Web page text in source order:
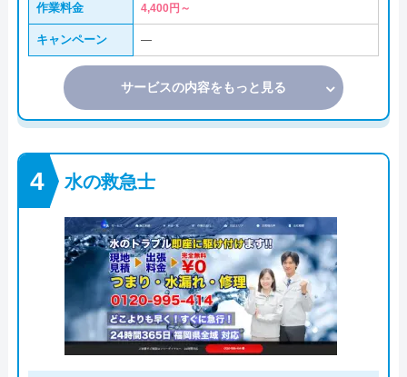
作業料金 4,400円～
キャンペーン ―
サービスの内容をもっと見る
水の救急士